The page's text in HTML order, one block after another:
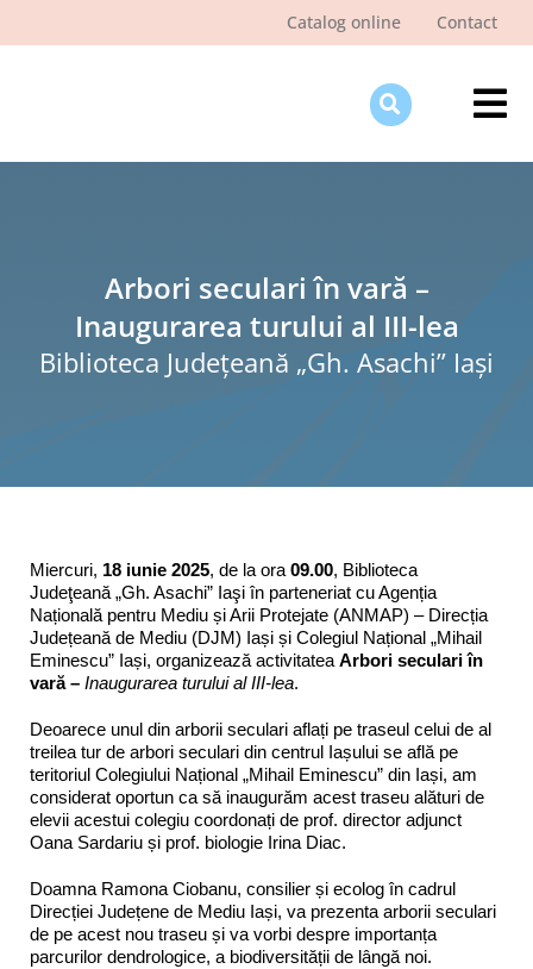
Catalog online Contact
Arbori seculari în vară –
Inaugurarea turului al III-lea
Biblioteca Judeţeană „Gh. Asachi” Iaşi
Miercuri, 18 iunie 2025, de la ora 09.00, Biblioteca
Judeţeană „Gh. Asachi” Iaşi în parteneriat cu Agenția
Națională pentru Mediu și Arii Protejate (ANMAP) – Direcția
Județeană de Mediu (DJM) Iași și Colegiul Național „Mihail
Eminescu” Iași, organizează activitatea Arbori seculari în
vară – Inaugurarea turului al III-lea.
Deoarece unul din arborii seculari aflați pe traseul celui de al
treilea tur de arbori seculari din centrul Iașului se află pe
teritoriul Colegiului Național „Mihail Eminescu” din Iași, am
considerat oportun ca să inaugurăm acest traseu alături de
elevii acestui colegiu coordonați de prof. director adjunct
Oana Sardariu și prof. biologie Irina Diac.
Doamna Ramona Ciobanu, consilier și ecolog în cadrul
Direcției Județene de Mediu Iași, va prezenta arborii seculari
de pe acest nou traseu și va vorbi despre importanța
parcurilor dendrologice, a biodiversității de lângă noi.